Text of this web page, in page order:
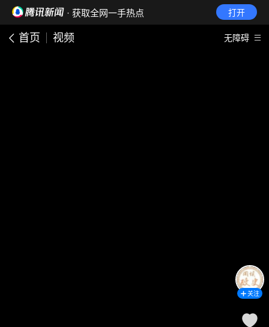
· 获取全网一手热点 打开
首页 视频 无障碍
关注